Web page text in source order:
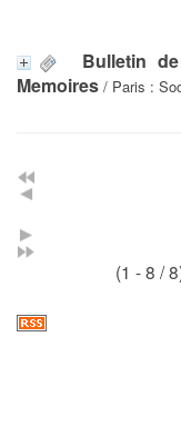
Bulletin
Memoires / Paris :
(1 - 8 /